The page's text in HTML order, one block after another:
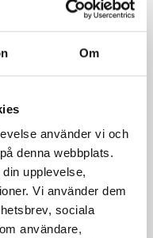
Om
använder vi och
denna webbplats.
upplevelse,
Vi använder dem
sociala
användare,
WS LiteCom PRO
III Hjässbygel
Hjässbygel Hi-Viz